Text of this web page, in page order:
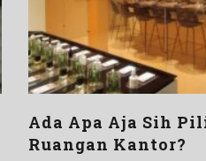
Ada Apa Aja Sih
Ruangan Kantor?